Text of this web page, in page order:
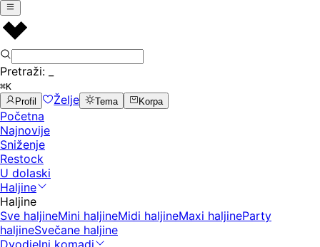
Pretraži:
⌘K
Profil
Želje Tema Korpa
Početna
Najnovije
Sniženje
Restock
U dolaski
Haljine
Haljine
Sve haljineMini haljineMidi haljineMaxi haljineParty
haljineSvečane haljine
Dvodjelni komadi